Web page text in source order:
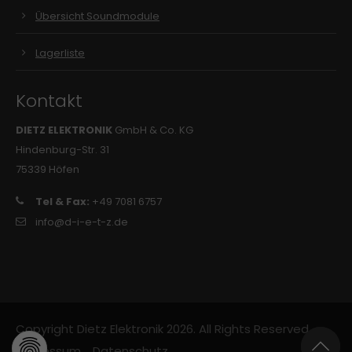
Übersicht Soundmodule
Lagerliste
Kontakt
DIETZ ELEKTRONIK GmbH & Co. KG
Hindenburg-Str. 31
75339 Höfen
Tel & Fax: +49 7081 6757
info@d-i-e-t-z.de
Copyright Dietz Elektronik 2026. All Rights Reserved.